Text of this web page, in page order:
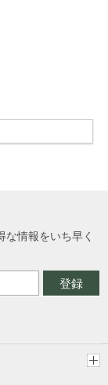
情報をいち早く
登録